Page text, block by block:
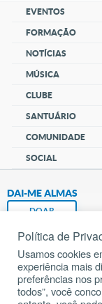
EVENTOS
FORMAÇÃO
NOTÍCIAS
MÚSICA
CLUBE
SANTUÁRIO
COMUNIDADE
SOCIAL
DAI-ME ALMAS
DOAR
Política de
Usamos cookies
experiência mais
preferências nos
todos”, você